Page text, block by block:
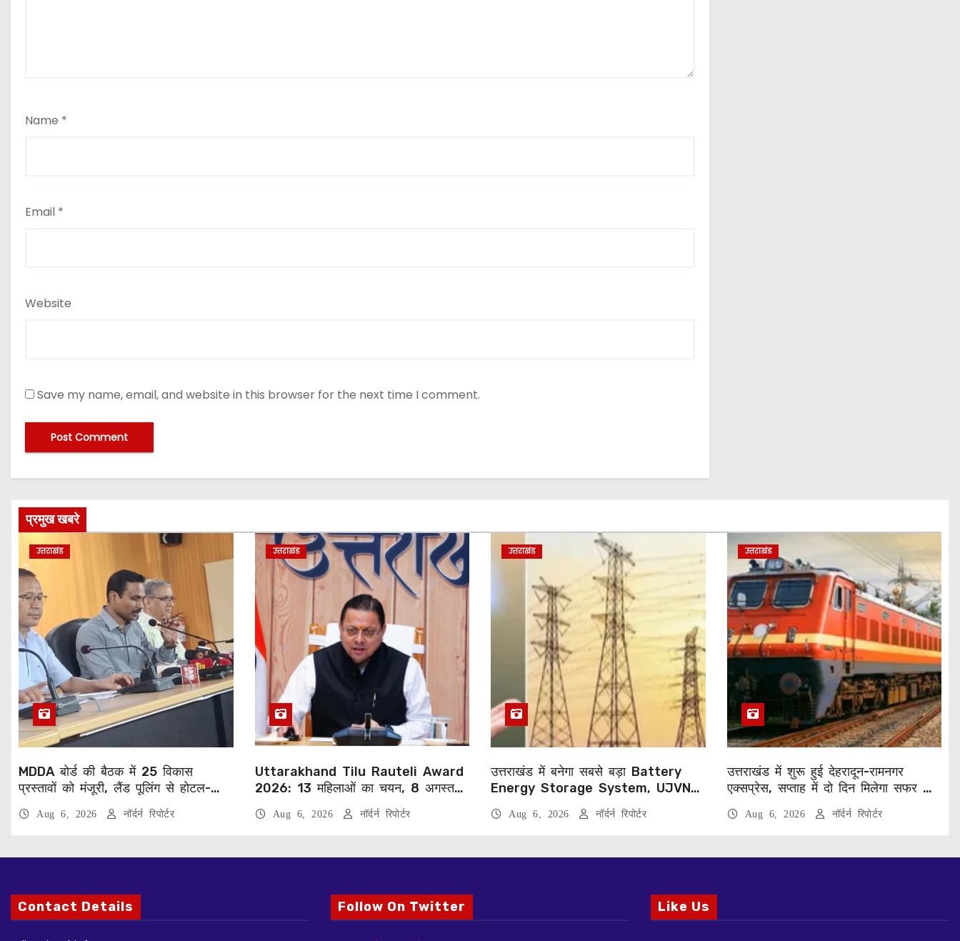
Name *
Email *
Website
Save my name, email, and website in this browser for the next time I comment.
प्रमुख खबरे
उत्तराखंड
MDDA बोर्ड की बैठक में 25 विकास
प्रस्तावों को मंजूरी, लैंड पूलिंग से होटल-
पर्यटन परियोजनाओं को मिलेगी रफ्तार
Aug 6, 2026 नॉर्दर्न रिपोर्टर
उत्तराखंड
Uttarakhand Tilu Rauteli Award
2026: 13 महिलाओं का चयन, 8 अगस्त
को सीएम धामी करेंगे सम्मानित
Aug 6, 2026 नॉर्दर्न रिपोर्टर
उत्तराखंड
उत्तराखंड में बनेगा सबसे बड़ा Battery
Energy Storage System, UJVNL
लगाएगा 352 करोड़ का प्रोजेक्ट
Aug 6, 2026 नॉर्दर्न रिपोर्टर
उत्तराखंड
उत्तराखंड में शुरू हुई देहरादून-रामनगर
एक्सप्रेस, सप्ताह में दो दिन मिलेगा सफर का
Aug 6, 2026 नॉर्दर्न रिपोर्टर
Contact Details Follow On Twitter Like Us